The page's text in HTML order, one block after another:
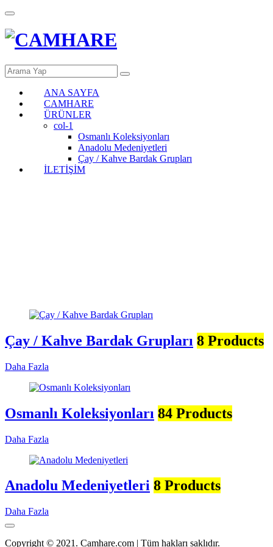
ANA SAYFA
CAMHARE
ÜRÜNLER
col-1
Osmanlı Koleksiyonları
Anadolu Medeniyetleri
Çay / Kahve Bardak Grupları
İLETİŞİM
Çay / Kahve Bardak Grupları 8 Products
Daha Fazla
Osmanlı Koleksiyonları 84 Products
Daha Fazla
Anadolu Medeniyetleri 8 Products
Daha Fazla
Copyright © 2021. Camhare.com | Tüm hakları saklıdır.